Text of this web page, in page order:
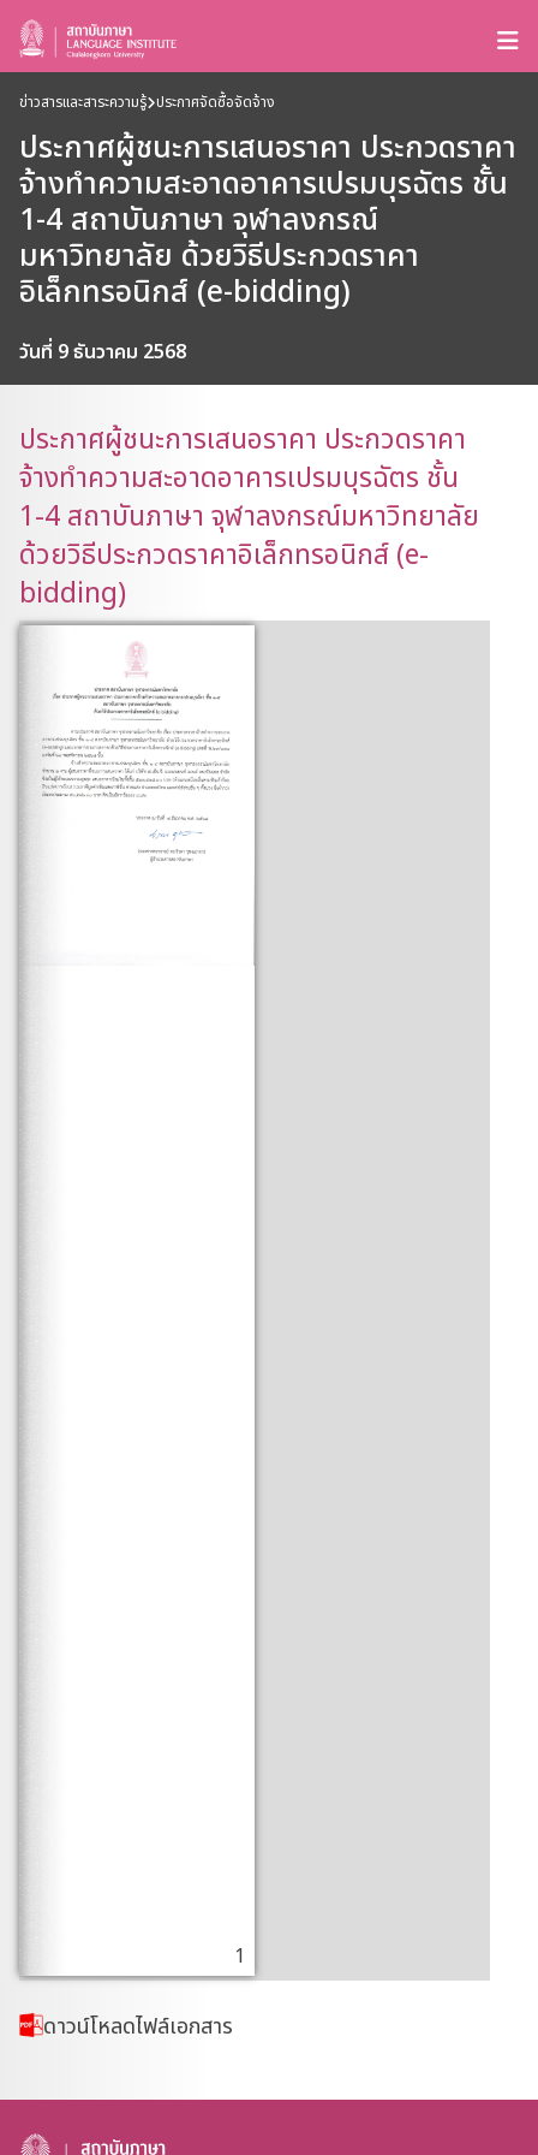
ข่าวสารและสาระความรู้ ประกาศจัดซื้อจัดจ้าง
ประกาศผู้ชนะการเสนอราคา ประกวดราคา
จ้างทำความสะอาดอาคารเปรมบุรฉัตร ชั้น
1-4 สถาบันภาษา จุฬาลงกรณ์
มหาวิทยาลัย ด้วยวิธีประกวดราคา
อิเล็กทรอนิกส์ (e-bidding)
วันที่ 9 ธันวาคม 2568
ประกาศผู้ชนะการเสนอราคา ประกวดราคา
จ้างทำความสะอาดอาคารเปรมบุรฉัตร ชั้น
1-4 สถาบันภาษา จุฬาลงกรณ์มหาวิทยาลัย
ด้วยวิธีประกวดราคาอิเล็กทรอนิกส์ (e-
bidding)
1
ดาวน์โหลดไฟล์เอกสาร